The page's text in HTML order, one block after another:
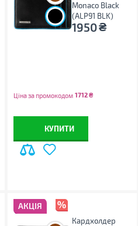
Monaco Black
(ALP91 BLK)
1950₴
Ціна за промокодом 1712₴
КУПИТИ
АКЦІЯ
Кардхолдер